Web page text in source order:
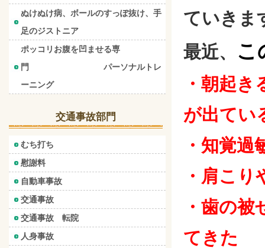
ていきま
最近、 こ
・朝起
が出てい
・知覚
・肩こ
・歯の
てきた
ぬけぬけ病、ボールのすっぽ抜け、手
足のジストニア
ポッコリお腹を凹ませる専
門 パーソナルトレ
ーニング
交通事故部門
むち打ち
慰謝料
自動車事故
交通事故
交通事故 転院
人身事故